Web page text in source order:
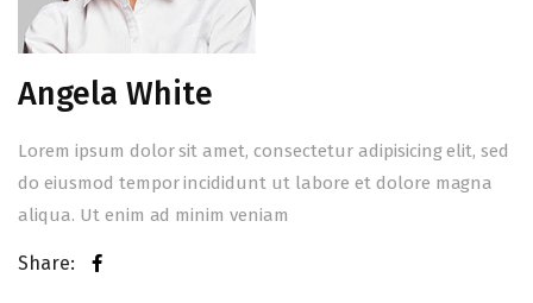
Angela White
Lorem ipsum dolor sit amet, consectetur adipisicing elit, sed
do eiusmod tempor incididunt ut labore et dolore magna
aliqua. Ut enim ad minim veniam
Share: